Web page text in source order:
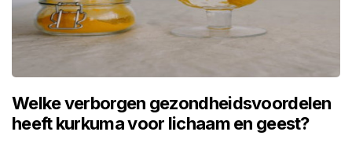
Welke verborgen gezondheidsvoordelen
heeft kurkuma voor lichaam en geest?